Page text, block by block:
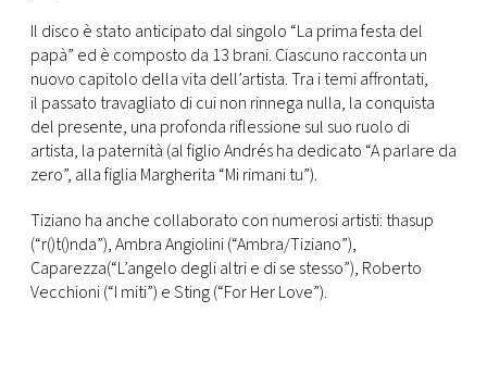
RMC
CONSIGLIA
Il disco è stato anticipato dal singolo “La prima festa del
papà” ed è composto da 13 brani. Ciascuno racconta un
nuovo capitolo della vita dell’artista. Tra i temi affrontati,
il passato travagliato di cui non rinnega nulla, la conquista
del presente, una profonda riflessione sul suo ruolo di
artista, la paternità (al figlio Andrés ha dedicato “A parlare da
zero”, alla figlia Margherita “Mi rimani tu”).
Tiziano ha anche collaborato con numerosi artisti: thasup
(“r()t()nda”), Ambra Angiolini (“Ambra/Tiziano”),
Caparezza(“L’angelo degli altri e di se stesso”), Roberto
Vecchioni (“I miti”) e Sting (“For Her Love”).